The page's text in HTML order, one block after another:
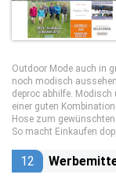
Outdoor Mode auch in
noch modisch
deproc abhilfe.
einer guten
Hose zum
So macht Einkaufen
12